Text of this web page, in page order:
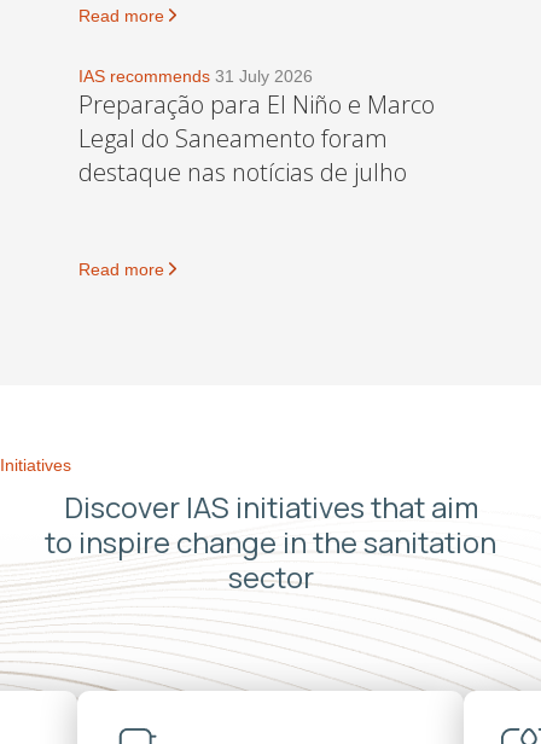
Read more
IAS recommends 31 July 2026
Preparação para El Niño e Marco
Legal do Saneamento foram
destaque nas notícias de julho
Read more
Initiatives
Discover IAS initiatives that aim
to inspire change in the sanitation
sector